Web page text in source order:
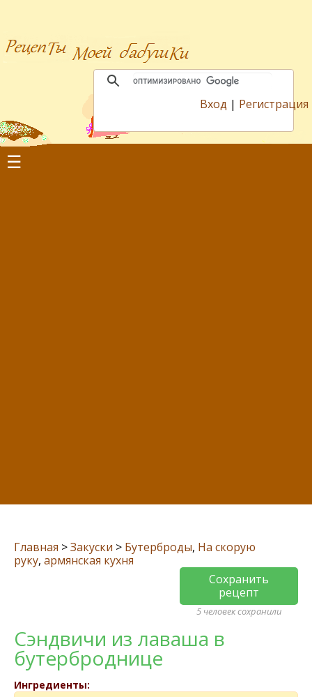
Вход | Регистрация
☰
Главная >Закуски > Бутерброды, На скорую
руку, армянская кухня
Сохранить
рецепт
5 человек сохранили
Сэндвичи из лаваша в
бутерброднице
Ингредиенты: